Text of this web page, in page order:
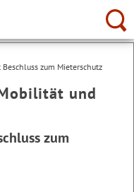
zum Mieterschutz
und
zum